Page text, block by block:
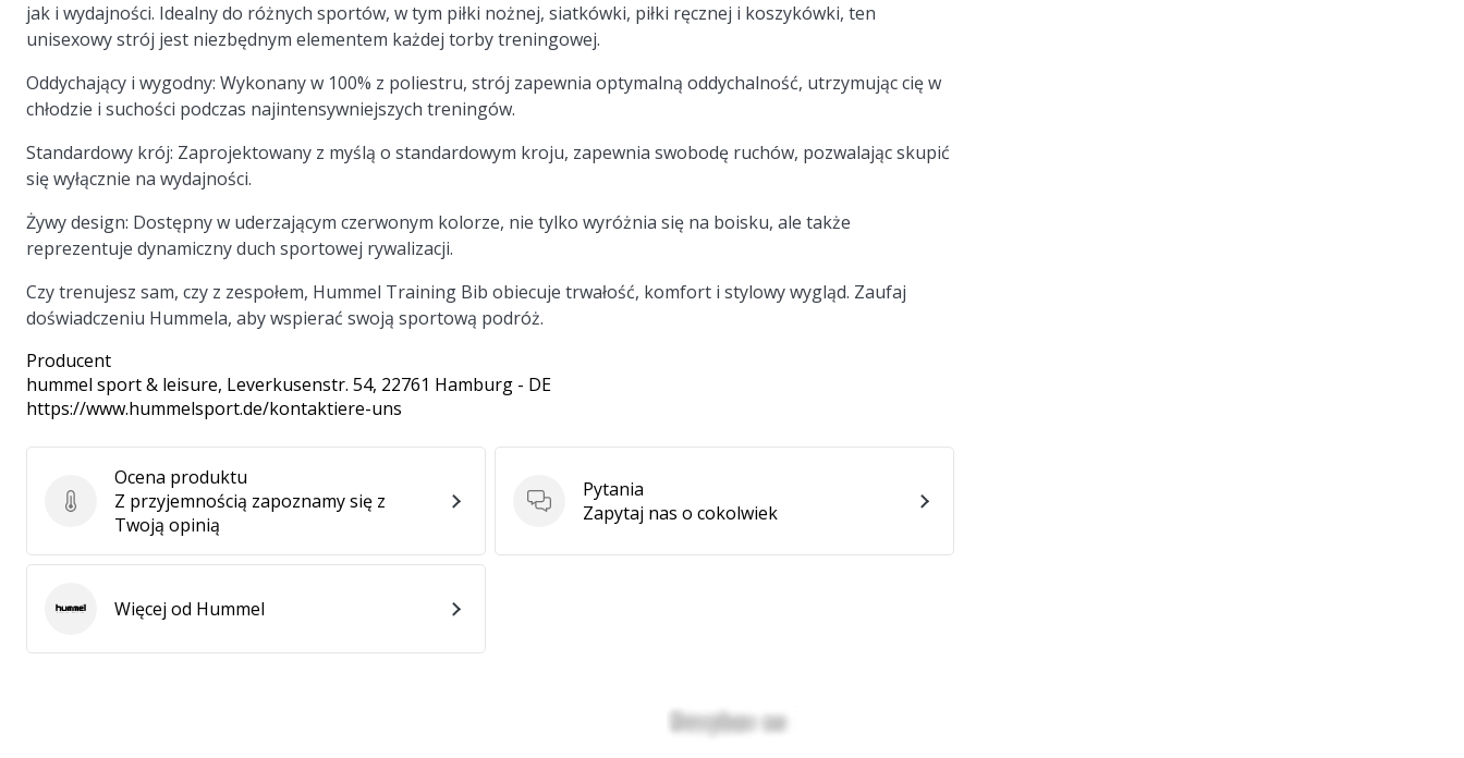
jak i wydajności. Idealny do różnych sportów, w tym piłki nożnej, siatkówki, piłki ręcznej i koszykówki, ten
unisexowy strój jest niezbędnym elementem każdej torby treningowej.
Oddychający i wygodny: Wykonany w 100% z poliestru, strój zapewnia optymalną oddychalność, utrzymując cię w
chłodzie i suchości podczas najintensywniejszych treningów.
Standardowy krój: Zaprojektowany z myślą o standardowym kroju, zapewnia swobodę ruchów, pozwalając skupić
się wyłącznie na wydajności.
Żywy design: Dostępny w uderzającym czerwonym kolorze, nie tylko wyróżnia się na boisku, ale także
reprezentuje dynamiczny duch sportowej rywalizacji.
Czy trenujesz sam, czy z zespołem, Hummel Training Bib obiecuje trwałość, komfort i stylowy wygląd. Zaufaj
doświadczeniu Hummela, aby wspierać swoją sportową podróż.
Producent
hummel sport & leisure, Leverkusenstr. 54, 22761 Hamburg - DE
https://www.hummelsport.de/kontaktiere-uns
Ocena produktu
Ocena produktu
Z przyjemnością zapoznamy się z
Twoją opinią
Pytania
Pytania
Zapytaj nas o cokolwiek
HummelWięcej od Hummel